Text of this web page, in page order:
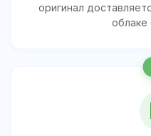
оригинал
облаке